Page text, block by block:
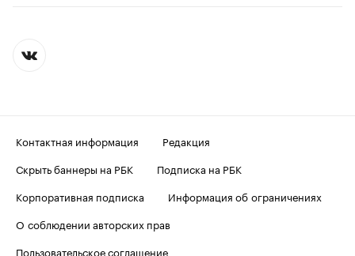
Контактная информация
Редакция
Скрыть баннеры на РБК
Подписка на РБК
Корпоративная подписка
Информация об ограничениях
О соблюдении авторских прав
Пользовательское соглашение